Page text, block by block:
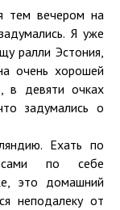
тем вечером на
Я уже
ралли Эстония,
очень хорошей
в девяти очках
задумались о
Ехать по
по себе
это домашний
неподалеку от